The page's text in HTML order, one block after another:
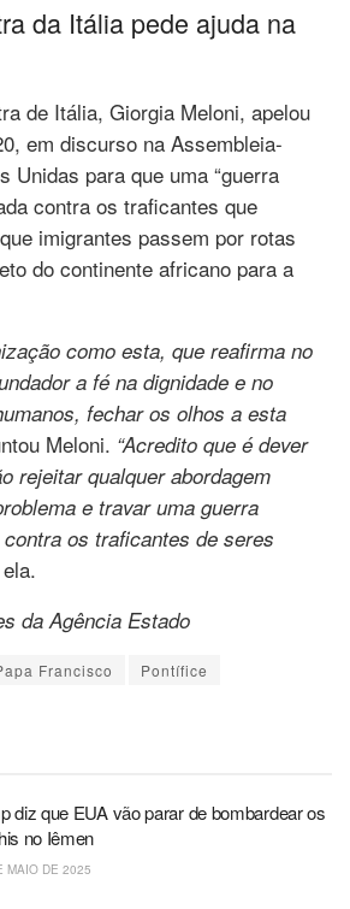
da Itália pede ajuda na
de Itália, Giorgia Meloni, apelou
em discurso na Assembleia-
Unidas para que uma “guerra
contra os traficantes que
imigrantes passem por rotas
do continente africano para a
como esta, que reafirma no
a fé na dignidade e no
fechar os olhos a esta
Meloni. “Acredito que é dever
rejeitar qualquer abordagem
e travar uma guerra
os traficantes de seres
da Agência Estado
Francisco Pontífice
diz que EUA vão parar de bombardear os
no Iêmen
MAIO DE 2025